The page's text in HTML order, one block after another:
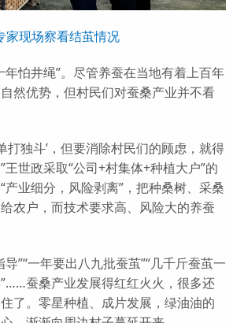
家现场察看结茧情况
怕井绳”。尽管养蚕在当地有着上百年
然优势，但村民们对蚕桑产业并不看
独斗’，但要消除村民们的顾虑，就得
世政采取“公司+村集体+种植大户”的
产业细分，风险剥离”，把种桑树、采桑
农户，而技术要求高、风险大的养蚕
一年要出八九批蚕茧”“几千斤蚕茧一
蚕桑产业发展得红红火火，很多还
了。零星种植、成片发展，绿油油的